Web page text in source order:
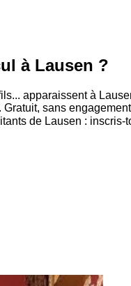
à Lausen ?
... apparaissent à
Gratuit, sans
de Lausen :